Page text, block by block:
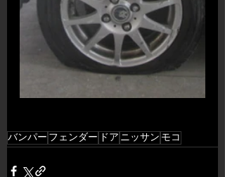
バンパー フェンダー ドア ニッサン モコ